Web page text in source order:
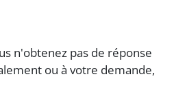
n'obtenez pas de réponse
ou à votre demande,